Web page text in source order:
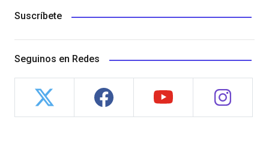
Suscríbete
Seguinos en Redes